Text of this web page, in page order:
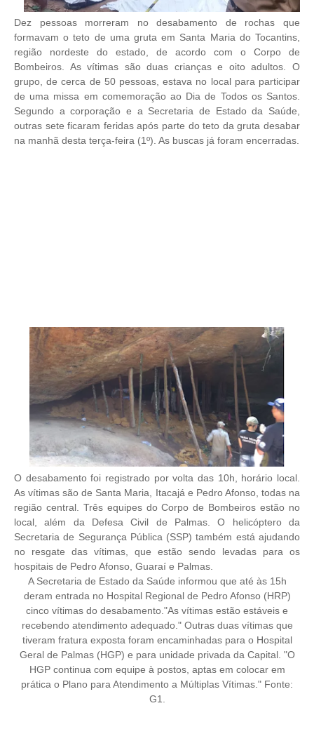
Dez pessoas morreram no desabamento de rochas que
formavam o teto de uma gruta em Santa Maria do Tocantins,
região nordeste do estado, de acordo com o Corpo de
Bombeiros. As vítimas são duas crianças e oito adultos. O
grupo, de cerca de 50 pessoas, estava no local para participar
de uma missa em comemoração ao Dia de Todos os Santos.
Segundo a corporação e a Secretaria de Estado da Saúde,
outras sete ficaram feridas após parte do teto da gruta desabar
na manhã desta terça-feira (1º). As buscas já foram encerradas.
O desabamento foi registrado por volta das 10h, horário local.
As vítimas são de Santa Maria, Itacajá e Pedro Afonso, todas na
região central. Três equipes do Corpo de Bombeiros estão no
local, além da Defesa Civil de Palmas. O helicóptero da
Secretaria de Segurança Pública (SSP) também está ajudando
no resgate das vítimas, que estão sendo levadas para os
hospitais de Pedro Afonso, Guaraí e Palmas.
A Secretaria de Estado da Saúde informou que até às 15h
deram entrada no Hospital Regional de Pedro Afonso (HRP)
cinco vítimas do desabamento."As vítimas estão estáveis e
recebendo atendimento adequado." Outras duas vítimas que
tiveram fratura exposta foram encaminhadas para o Hospital
Geral de Palmas (HGP) e para unidade privada da Capital. "O
HGP continua com equipe à postos, aptas em colocar em
prática o Plano para Atendimento a Múltiplas Vítimas." Fonte:
G1.